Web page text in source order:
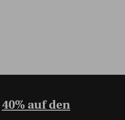
40% auf den